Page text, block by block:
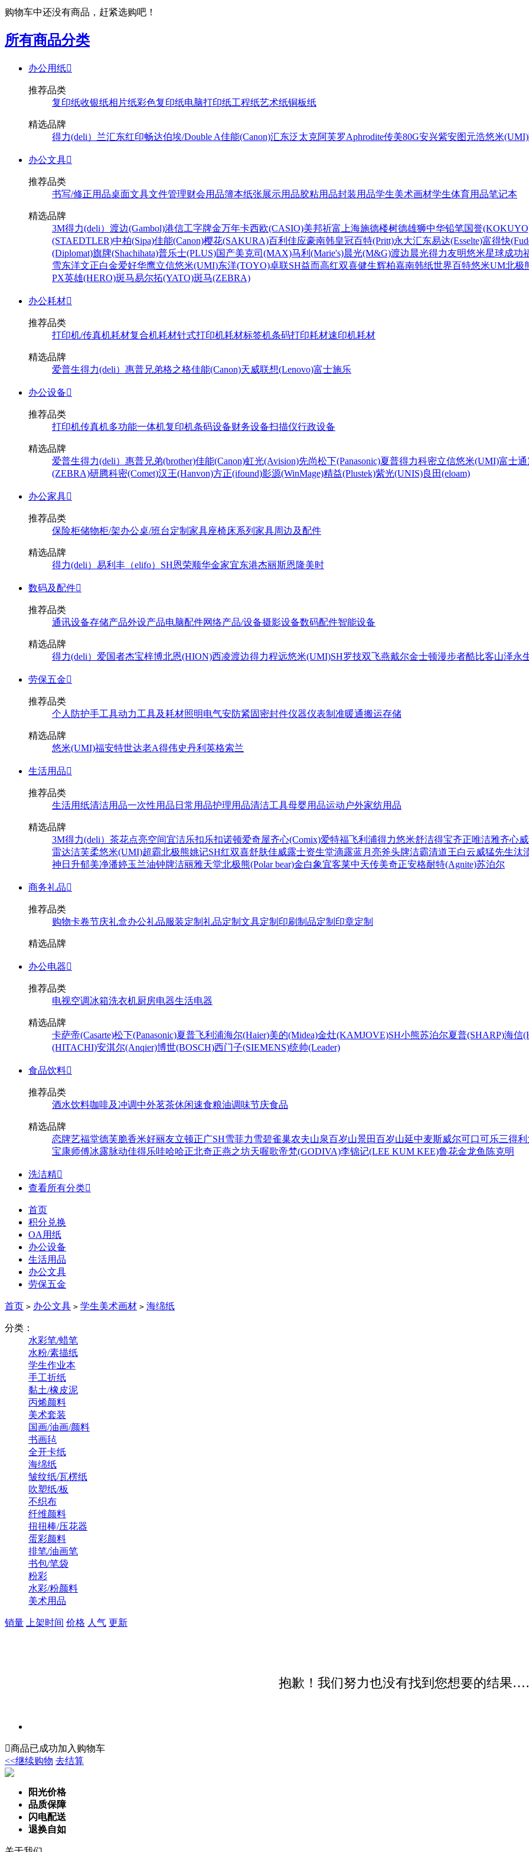
购物车中还没有商品，赶紧选购吧！
所有商品分类
办公用纸
推荐品类
复印纸收银纸相片纸彩色复印纸电脑打印纸工程纸艺术纸铜板纸
精选品牌
得力(deli） 兰汇东红印畅达伯埃/Double A佳能(Canon)汇东泛太克阿芙罗Aphrodite传美80G安兴紫安图元浩悠米(UMI)
办公文具
推荐品类
书写/修正用品桌面文具文件管理财会用品簿本纸张展示用品胶粘用品封装用品学生美术画材学生体育用品笔记本
精选品牌
3M得力(deli） 渡边(Gambol)港信工字牌金万年卡西欧(CASIO)美邦祈富 上海施德楼树德雄狮中华铅笔国誉
(STAEDTLER)中柏(Sipa)佳能(Canon)樱花(SAKURA)百利佳应豪南韩皇冠百特(Pritt)永大汇东易达(Esselte)富得快
(Diplomat)旗牌(Shachihata)普乐士(PLUS)国产美克司(MAX)马利(Marie's)晨光(M&G)渡边 晨光得力友明悠米星球成功
雪东洋文正白金爱好华鹰立信悠米(UMI)东洋(TOYO)卓联SH益而高红双喜健生辉柏嘉南韩纸世界百特悠米UM北极
PX英雄(HERO)斑马易尔拓(YATO)斑马(ZEBRA)
办公耗材
推荐品类
打印机/传真机耗材复合机耗材针式打印机耗材标签机条码打印耗材速印机耗材
精选品牌
爱普生得力(deli） 惠普兄弟格之格佳能(Canon)天威联想(Lenovo)富士施乐
办公设备
推荐品类
打印机传真机多功能一体机复印机条码设备财务设备扫描仪行政设备
精选品牌
爱普生得力(deli） 惠普兄弟(brother)佳能(Canon)虹光(Avision)先尚松下(Panasonic)夏普得力科密立信悠米(UMI)富士通
(ZEBRA)研腾科密(Comet)汉王(Hanvon)方正(ifound)影源(WinMage)精益(Plustek)紫光(UNIS)良田(eloam)
办公家具
推荐品类
保险柜储物柜/架办公桌/班台定制家具座椅床系列 家具周边及配件
精选品牌
得力(deli） 易利丰（elifo） SH恩荣顺华金家宜东港杰丽斯恩隆美时
数码及配件
推荐品类
通讯设备存储产品外设产品电脑配件网络产品/设备摄影设备数码配件智能设备
精选品牌
得力(deli） 爱国者杰宝梓博北恩(HION)西凌渡边得力程远悠米(UMI)SH罗技双飞燕戴尔金士顿漫步者酷比客山泽永
劳保五金
推荐品类
个人防护手工具动力工具及耗材照明电气安防紧固密封件仪器仪表制准暖通搬运存储
精选品牌
悠米(UMI)福安特世达老A得伟史丹利 英格索兰
生活用品
推荐品类
生活用纸清洁用品一次性用品 日常用品护理用品清洁工具母婴用品运动户外家纺用品
精选品牌
3M得力(deli） 茶花点亮空间宜洁乐扣乐扣诺顿爱奇屋齐心(Comix)爱特福飞利浦得力悠米舒洁得宝齐正唯洁雅齐心
雷达洁芙柔悠米(UMI)超霸北极熊姚记SH红双喜舒肤佳威露士资生堂滴露蓝月亮斧头牌洁霸清道王白云威猛先生汰
神 日升郁美净潘婷玉兰油钟牌洁丽雅天堂北极熊(Polar bear)金白象宜客莱中天传美奇正安格耐特(Agnite)苏泊尔
商务礼品
推荐品类
购物卡卷节庆礼盒办公礼品服装定制 礼品定制 文具定制 印刷制品定制 印章定制
精选品牌
办公电器
推荐品类
电视空调冰箱洗衣机厨房电器生活电器
精选品牌
卡萨帝(Casarte)松下(Panasonic)夏普飞利浦海尔(Haier)美的(Midea)金灶(KAMJOVE)SH小熊苏泊尔夏普(SHARP)海信
(HITACHI)安淇尔(Anqier)博世(BOSCH)西门子(SIEMENS)统帅(Leader)
食品饮料
推荐品类
酒水饮料咖啡及冲调中外茗茶休闲速食粮油调味节庆食品
精选品牌
恋牌艺福堂德芙脆香米好丽友立顿正广SH雪菲力雪碧雀巢农夫山泉百岁山景田百岁山延中麦斯威尔可口可乐三得利
宝康师傅冰露脉动佳得乐哇哈哈正北奇正燕之坊天喔歌帝梵(GODIVA)李锦记(LEE KUM KEE)鲁花金龙鱼 陈克明
洗洁精
查看所有分类
首页
积分兑换
OA用纸
办公设备
生活用品
办公文具
劳保五金
首页 > 办公文具 > 学生美术画材 > 海绵纸
分类：
水彩笔/蜡笔
水粉/素描纸
学生作业本
手工折纸
黏土/橡皮泥
丙烯颜料
美术套装
国画/油画/颜料
书画毡
全开卡纸
海绵纸
皱纹纸/瓦楞纸
吹塑纸/板
不织布
纤维颜料
扭扭棒/压花器
蛋彩颜料
排笔/油画笔
书包/笔袋
粉彩
水彩/粉颜料
美术用品
销量 上架时间 价格 人气 更新
抱歉！我们努力也没有找到您想要的结果
商品已成功加入购物车
<<继续购物 去结算
阳光价格
品质保障
闪电配送
退换自如